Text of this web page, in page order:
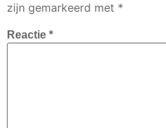
zijn gemarkeerd met *
Reactie *